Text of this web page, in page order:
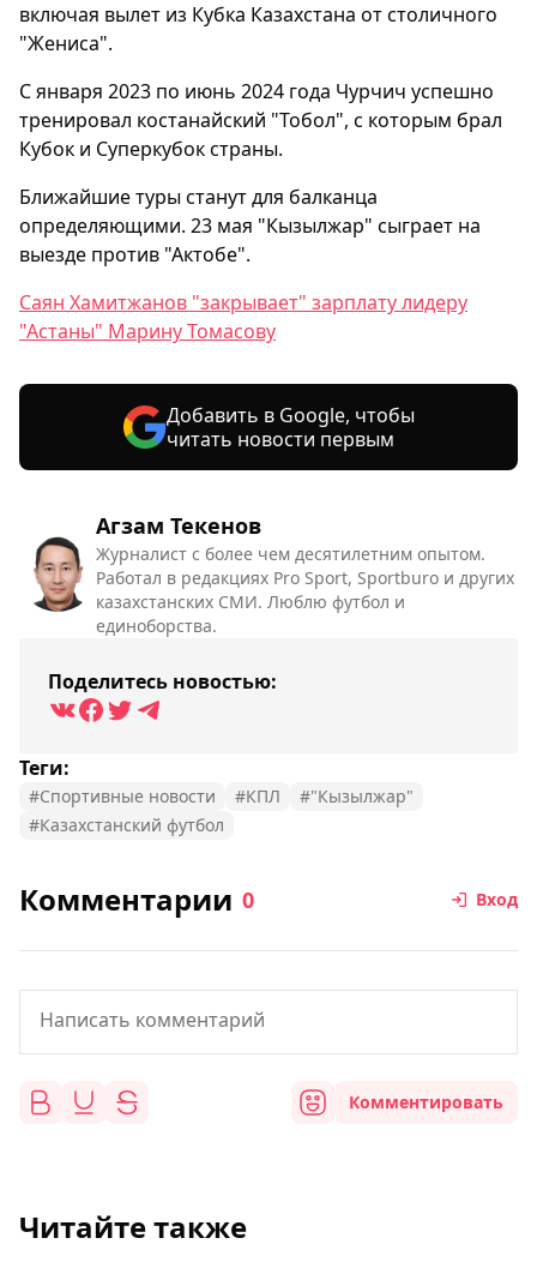
Агзам Текенов
Журналист с более чем десятилетним опытом.
Работал в редакциях Pro Sport, Sportburo и других
казахстанских СМИ. Люблю футбол и
единоборства.
Поделитесь новостью:
Теги:
#Спортивные новости #КПЛ
#"Кызылжар"
#Казахстанский футбол
включая вылет из Кубка Казахстана от столичного
"Жениса".
С января 2023 по июнь 2024 года Чурчич успешно
тренировал костанайский "Тобол", с которым брал
Кубок и Суперкубок страны.
Ближайшие туры станут для балканца
определяющими. 23 мая "Кызылжар" сыграет на
выезде против "Актобе".
Саян Хамитжанов "закрывает" зарплату лидеру
"Астаны" Марину Томасову
Добавить в Google, чтобы
читать новости первым
Комментарии 0 Вход
Комментировать
Читайте также